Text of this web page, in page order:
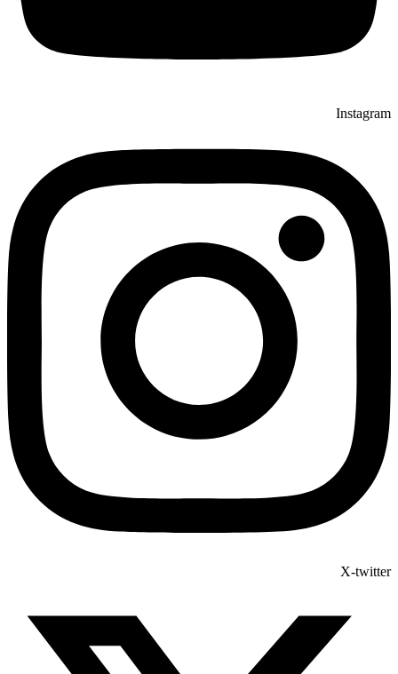
Instagram
X-twitter